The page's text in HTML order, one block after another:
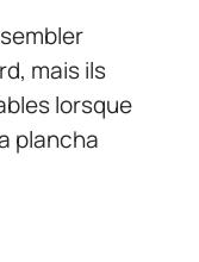
mais ils
lorsque
plancha